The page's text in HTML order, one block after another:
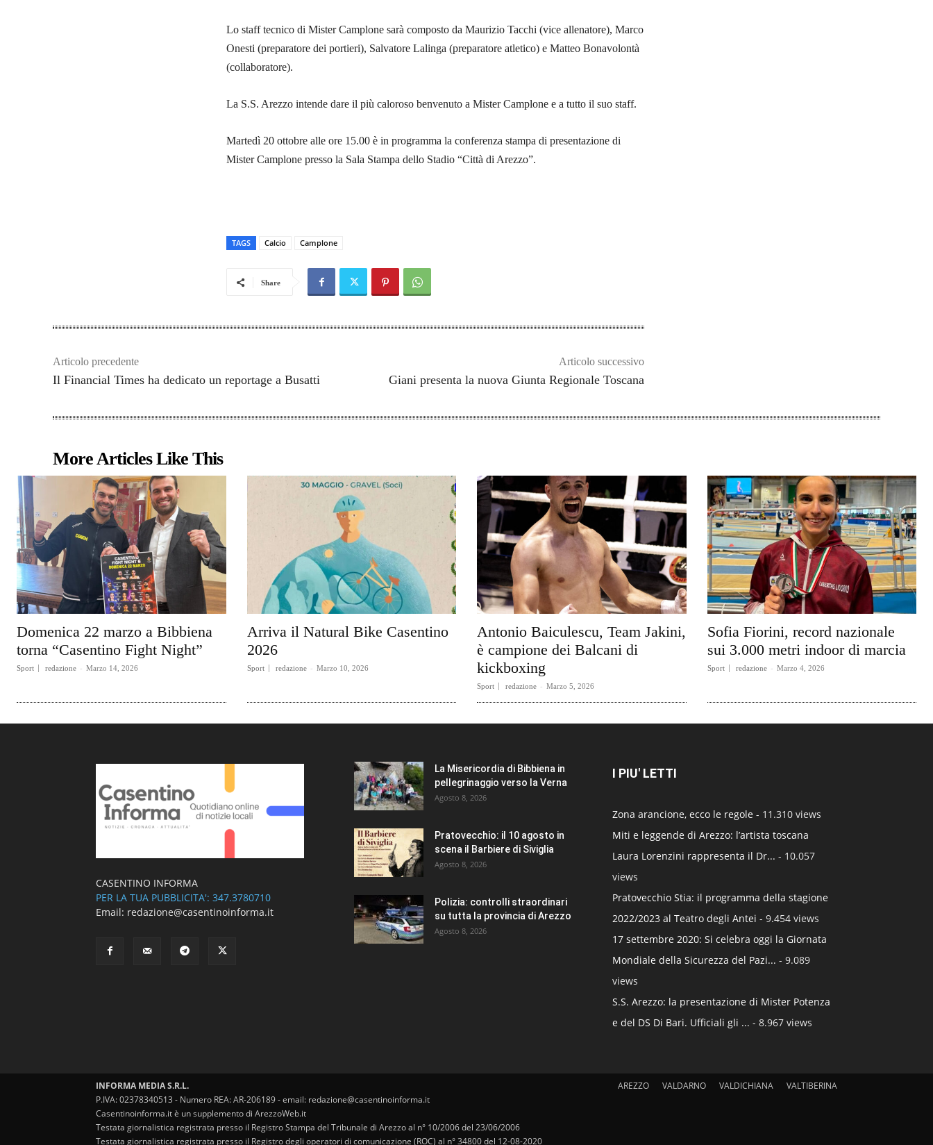
Lo staff tecnico di Mister Camplone sarà composto da Maurizio Tacchi (vice allenatore), Marco
Onesti (preparatore dei portieri), Salvatore Lalinga (preparatore atletico) e Matteo Bonavolontà
(collaboratore).
La S.S. Arezzo intende dare il più caloroso benvenuto a Mister Camplone e a tutto il suo staff.
Martedì 20 ottobre alle ore 15.00 è in programma la conferenza stampa di presentazione di
Mister Camplone presso la Sala Stampa dello Stadio “Città di Arezzo”.
TAGS Calcio Camplone
Share
Articolo precedente
Il Financial Times ha dedicato un reportage a Busatti
Articolo successivo
Giani presenta la nuova Giunta Regionale Toscana
More Articles Like This
Domenica 22 marzo a Bibbiena
torna “Casentino Fight Night”
Sport redazione - Marzo 14, 2026
Arriva il Natural Bike Casentino
2026
Sport redazione - Marzo 10, 2026
Antonio Baiculescu, Team Jakini,
è campione dei Balcani di
kickboxing
Sport redazione - Marzo 5, 2026
Sofia Fiorini, record nazionale
sui 3.000 metri indoor di marcia
Sport redazione - Marzo 4, 2026
CASENTINO INFORMA
PER LA TUA PUBBLICITA': 347.3780710
Email: redazione@casentinoinforma.it
La Misericordia di Bibbiena in
pellegrinaggio verso la Verna
Agosto 8, 2026
Pratovecchio: il 10 agosto in
scena il Barbiere di Siviglia
Agosto 8, 2026
Polizia: controlli straordinari
su tutta la provincia di Arezzo
Agosto 8, 2026
I PIU' LETTI
Zona arancione, ecco le regole - 11.310 views
Miti e leggende di Arezzo: l’artista toscana
Laura Lorenzini rappresenta il Dr... - 10.057
views
Pratovecchio Stia: il programma della stagione
2022/2023 al Teatro degli Antei - 9.454 views
17 settembre 2020: Si celebra oggi la Giornata
Mondiale della Sicurezza del Pazi... - 9.089
views
S.S. Arezzo: la presentazione di Mister Potenza
e del DS Di Bari. Ufficiali gli ... - 8.967 views
AREZZO VALDARNO VALDICHIANA VALTIBERINA
INFORMA MEDIA S.R.L.
P.IVA: 02378340513 - Numero REA: AR-206189 - email: redazione@casentinoinforma.it
Casentinoinforma.it è un supplemento di ArezzoWeb.it
Testata giornalistica registrata presso il Registro Stampa del Tribunale di Arezzo al n° 10/2006 del 23/06/2006
Testata giornalistica registrata presso il Registro degli operatori di comunicazione (ROC) al n° 34800 del 12-08-2020